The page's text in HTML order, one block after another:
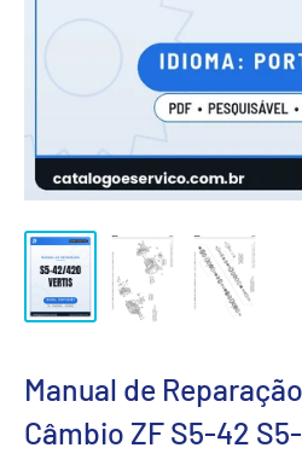
Manual de
Câmbio ZF S5-42